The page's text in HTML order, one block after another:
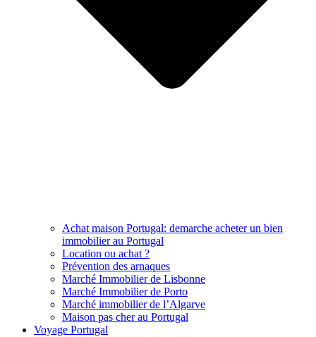
Achat maison Portugal: demarche acheter un bien
immobilier au Portugal
Location ou achat ?
Prévention des arnaques
Marché Immobilier de Lisbonne
Marché Immobilier de Porto
Marché immobilier de l’Algarve
Maison pas cher au Portugal
Voyage Portugal